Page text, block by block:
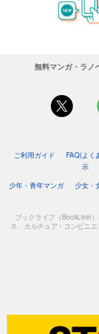
無料マンガ・ラノ
ご利用ガイド FAQ(よく
示
少年・青年マンガ
少女・
ブックライブ（BookLive!
ス、カルチュア・コンビニ